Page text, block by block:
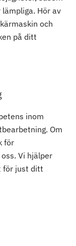
Hör av
och
på ditt
inom
Om
för
Vi hjälper
för just ditt